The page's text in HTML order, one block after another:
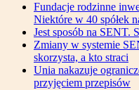
Fundacje rodzinne
Niektóre w 40 spółek
Jest sposób na SENT.
Zmiany w systemie
skorzysta, a kto straci
Unia nakazuje
przyjęciem przepisów